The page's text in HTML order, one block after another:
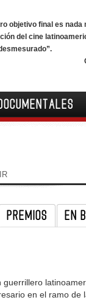
objetivo final es nada
del cine
PREMIOS EN
en el ramo de